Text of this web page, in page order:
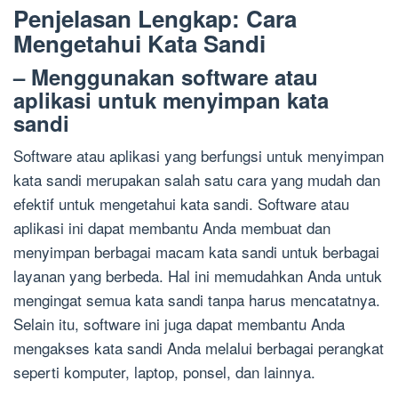
Penjelasan Lengkap: Cara
Mengetahui Kata Sandi
– Menggunakan software atau
aplikasi untuk menyimpan kata
sandi
Software atau aplikasi yang berfungsi untuk menyimpan
kata sandi merupakan salah satu cara yang mudah dan
efektif untuk mengetahui kata sandi. Software atau
aplikasi ini dapat membantu Anda membuat dan
menyimpan berbagai macam kata sandi untuk berbagai
layanan yang berbeda. Hal ini memudahkan Anda untuk
mengingat semua kata sandi tanpa harus mencatatnya.
Selain itu, software ini juga dapat membantu Anda
mengakses kata sandi Anda melalui berbagai perangkat
seperti komputer, laptop, ponsel, dan lainnya.